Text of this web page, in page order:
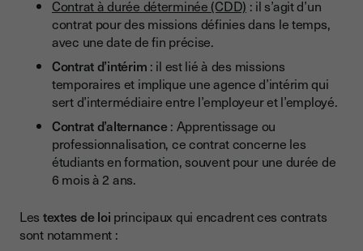
Contrat à durée déterminée (CDD) : il s’agit d’un
contrat pour des missions définies dans le temps,
avec une date de fin précise.
Contrat d’intérim : il est lié à des missions
temporaires et implique une agence d’intérim qui
sert d’intermédiaire entre l’employeur et l’employé.
Contrat d’alternance: Apprentissage ou
professionnalisation, ce contrat concerne les
étudiants en formation, souvent pour une durée de
6 mois à 2 ans.
Les textes de loi principaux qui encadrent ces contrats
sont notamment :